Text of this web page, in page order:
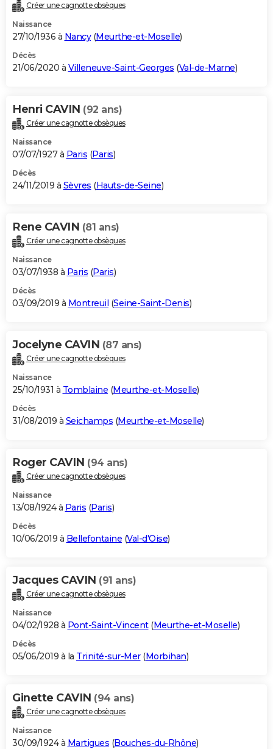
Créer une cagnotte obsèques
Naissance
27/10/1936 à Nancy(Meurthe-et-Moselle)
Décès
21/06/2020 à Villeneuve-Saint-Georges (Val-de-Marne)
Henri CAVIN (92 ans)
Créer une cagnotte obsèques
Naissance
07/07/1927 à Paris (Paris)
Décès
24/11/2019 à Sèvres (Hauts-de-Seine)
Rene CAVIN (81 ans)
Créer une cagnotte obsèques
Naissance
03/07/1938 à Paris (Paris)
Décès
03/09/2019 à Montreuil (Seine-Saint-Denis)
Jocelyne CAVIN (87 ans)
Créer une cagnotte obsèques
Naissance
25/10/1931 à Tomblaine (Meurthe-et-Moselle)
Décès
31/08/2019 à Seichamps (Meurthe-et-Moselle)
Roger CAVIN (94 ans)
Créer une cagnotte obsèques
Naissance
13/08/1924 à Paris (Paris)
Décès
10/06/2019 à Bellefontaine (Val-d'Oise)
Jacques CAVIN (91 ans)
Créer une cagnotte obsèques
Naissance
04/02/1928 à Pont-Saint-Vincent(Meurthe-et-Moselle)
Décès
05/06/2019 à la Trinité-sur-Mer(Morbihan)
Ginette CAVIN (94 ans)
Créer une cagnotte obsèques
Naissance
30/09/1924 à Martigues (Bouches-du-Rhône)